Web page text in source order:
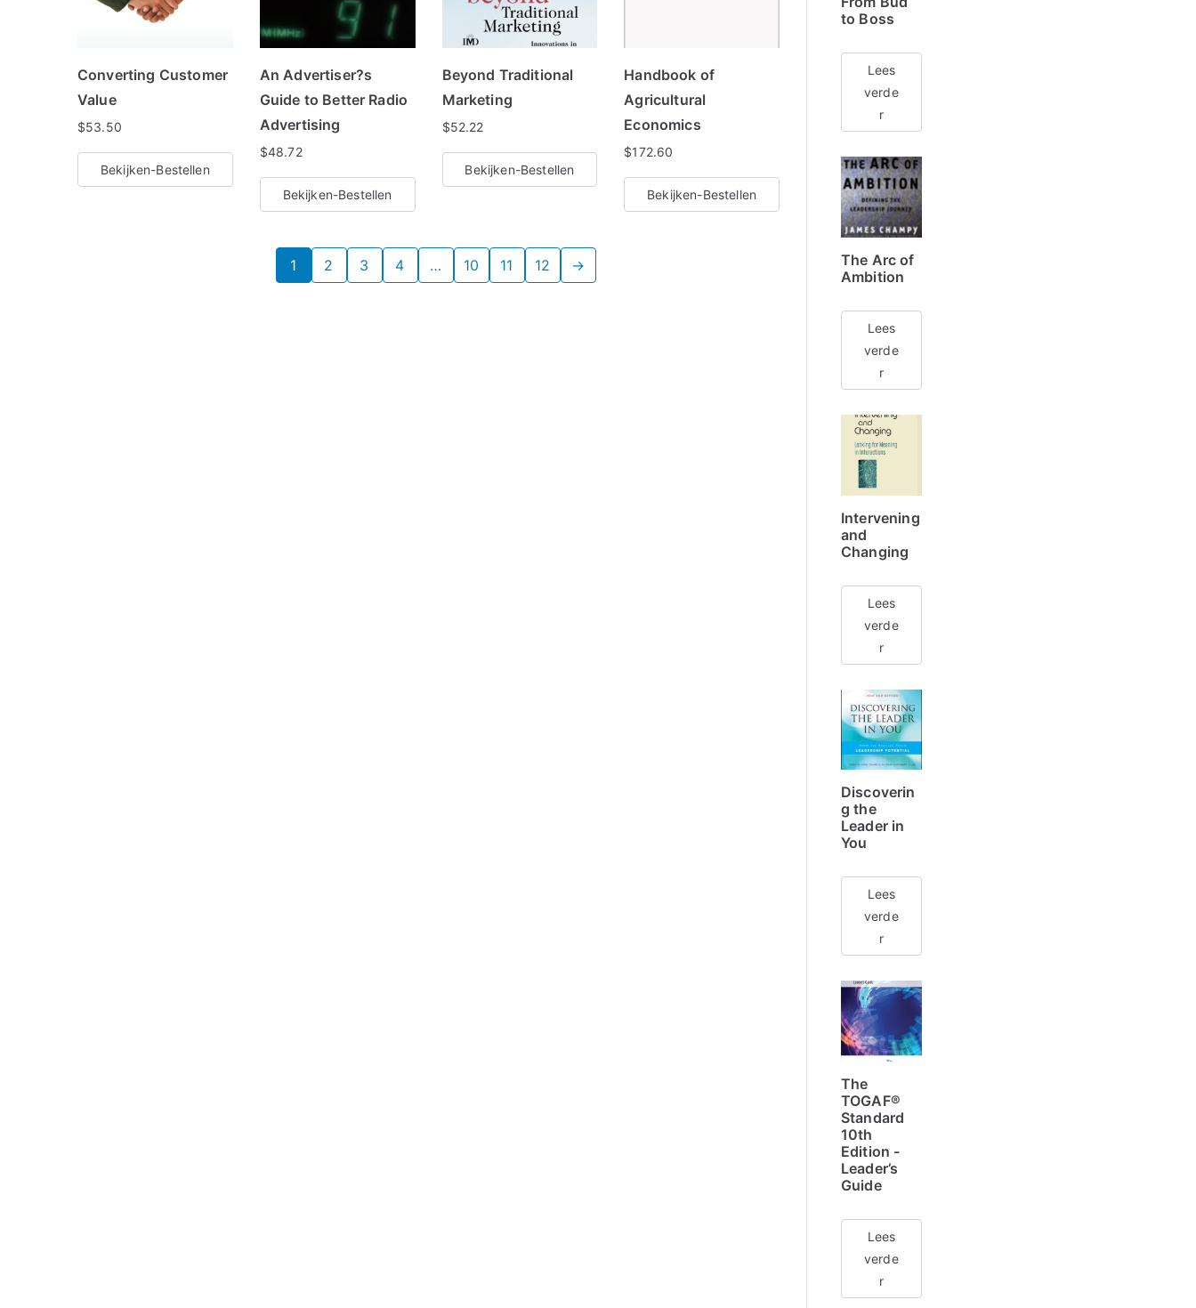
Converting Customer
Value
$53.50
Bekijken-Bestellen
An Advertiser?s
Guide to Better Radio
Advertising
$48.72
Bekijken-Bestellen
Beyond Traditional
Marketing
$52.22
Bekijken-Bestellen
Handbook of
Agricultural
Economics
$172.60
Bekijken-Bestellen
1 2 3 4 … 10 11 12 →
to Boss
Lees
verde
r
The Arc of
Ambition
Lees
verde
r
Intervening
and
Changing
Lees
verde
r
Discoverin
g the
Leader in
You
Lees
verde
r
The
TOGAF®
Standard
10th
Edition -
Leader’s
Guide
Lees
verde
r